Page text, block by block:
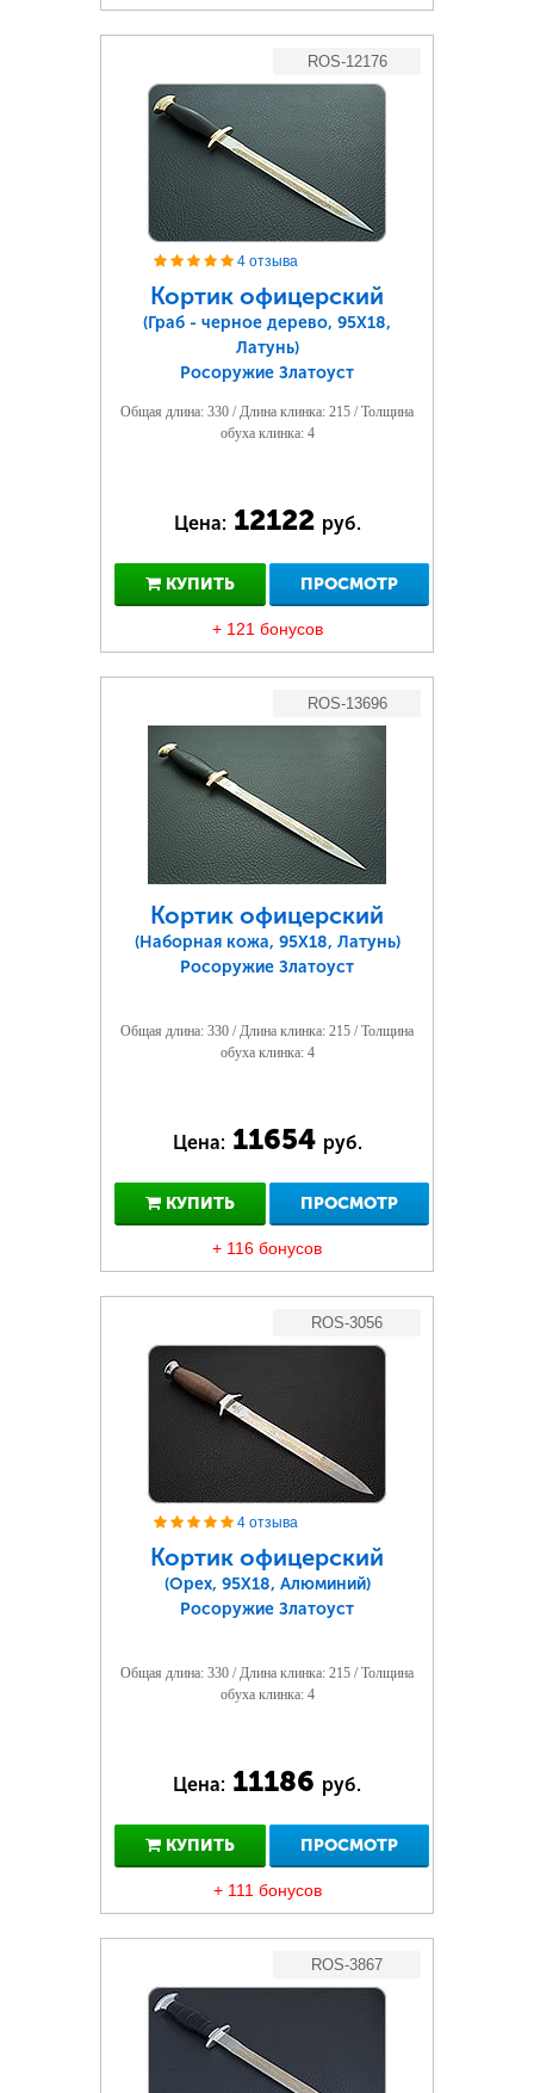
ROS-12176
4 отзыва
Кортик офицерский
(Граб - черное дерево, 95Х18,
Латунь)
Росоружие Златоуст
Общая длина: 330 / Длина клинка: 215 / Толщина
обуха клинка: 4
Цена: 12122 руб.
КУПИТЬ ПРОСМОТР
+ 121 бонусов
ROS-13696
Кортик офицерский
(Наборная кожа, 95Х18, Латунь)
Росоружие Златоуст
Общая длина: 330 / Длина клинка: 215 / Толщина
обуха клинка: 4
Цена: 11654 руб.
КУПИТЬ ПРОСМОТР
+ 116 бонусов
ROS-3056
4 отзыва
Кортик офицерский
(Орех, 95Х18, Алюминий)
Росоружие Златоуст
Общая длина: 330 / Длина клинка: 215 / Толщина
обуха клинка: 4
Цена: 11186 руб.
КУПИТЬ ПРОСМОТР
+ 111 бонусов
ROS-3867